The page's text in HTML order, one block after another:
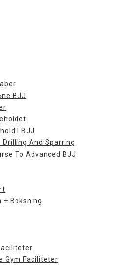
BJJ
I BJJ
And Sparring
To Advanced BJJ
+ Boksning
Gym Faciliteter